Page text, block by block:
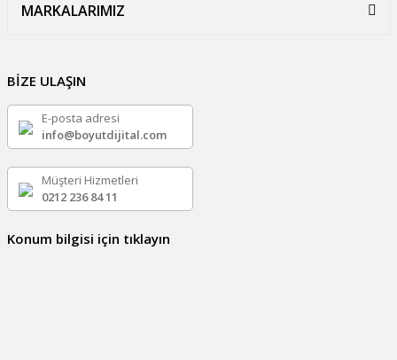
MARKALARIMIZ
BİZE ULAŞIN
E-posta adresi
info@boyutdijital.com
Müşteri Hizmetleri
0212 236 84 11
Konum bilgisi için tıklayın